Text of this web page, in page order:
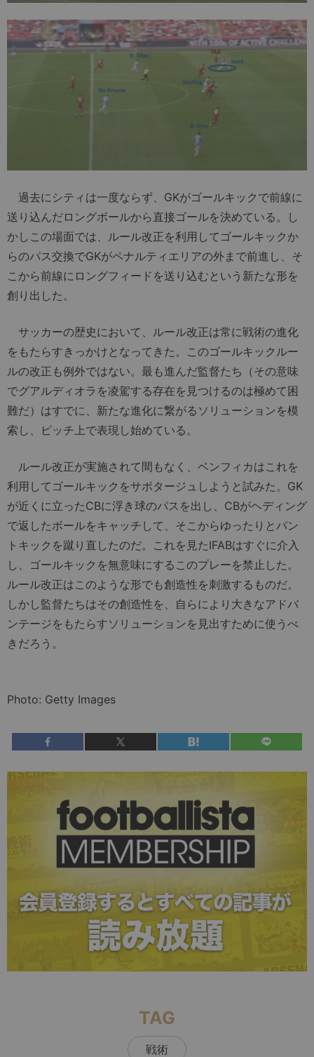
過去にシティは一度ならず、GKがゴールキックで前線に
送り込んだロングボールから直接ゴールを決めている。し
かしこの場面では、ルール改正を利用してゴールキックか
らのパス交換でGKがペナルティエリアの外まで前進し、そ
こから前線にロングフィードを送り込むという新たな形を
創り出した。
サッカーの歴史において、ルール改正は常に戦術の進化
をもたらすきっかけとなってきた。このゴールキックルー
ルの改正も例外ではない。最も進んだ監督たち（その意味
でグアルディオラを凌駕する存在を見つけるのは極めて困
難だ）はすでに、新たな進化に繋がるソリューションを模
索し、ピッチ上で表現し始めている。
ルール改正が実施されて間もなく、ベンフィカはこれを
利用してゴールキックをサボタージュしようと試みた。GK
が近くに立ったCBに浮き球のパスを出し、CBがヘディング
で返したボールをキャッチして、そこからゆったりとパン
トキックを蹴り直したのだ。これを見たIFABはすぐに介入
し、ゴールキックを無意味にするこのプレーを禁止した。
ルール改正はこのような形でも創造性を刺激するものだ。
しかし監督たちはその創造性を、自らにより大きなアドバ
ンテージをもたらすソリューションを見出すために使うべ
きだろう。
Photo: Getty Images
TAG
戦術